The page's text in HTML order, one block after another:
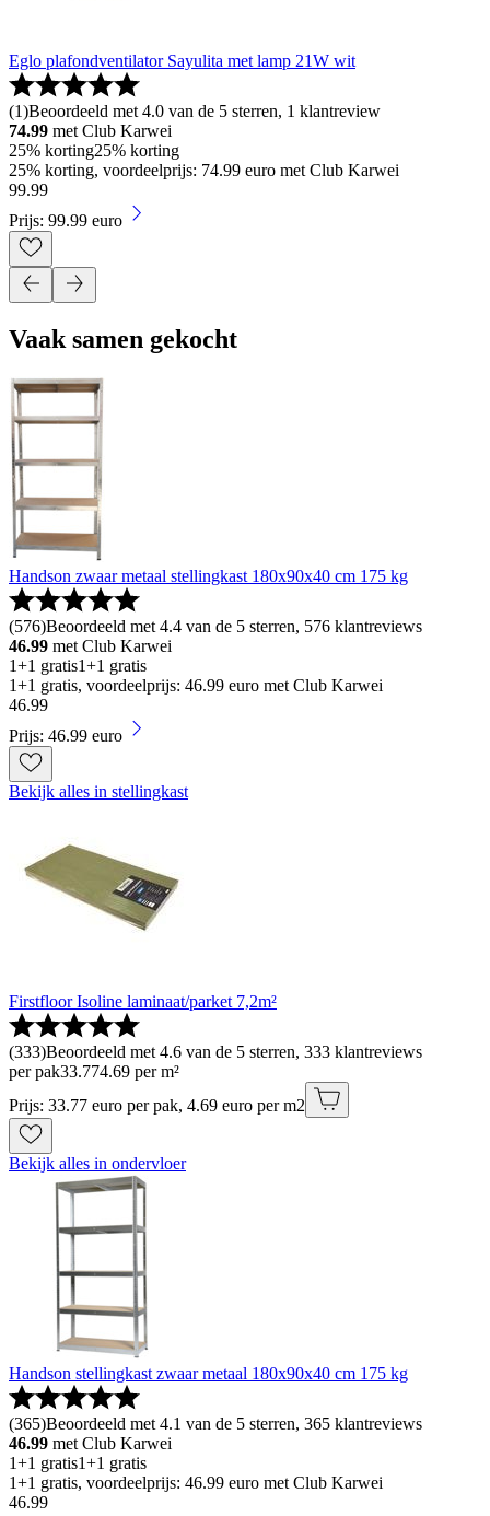
Eglo plafondventilator Sayulita met lamp 21W wit
(1)Beoordeeld met 4.0 van de 5 sterren, 1 klantreview
74.99 met Club Karwei
25% korting25% korting
25% korting, voordeelprijs: 74.99 euro met Club Karwei
99.99
Prijs: 99.99 euro
Vaak samen gekocht
Handson zwaar metaal stellingkast 180x90x40 cm 175 kg
(576)Beoordeeld met 4.4 van de 5 sterren, 576 klantreviews
46.99 met Club Karwei
1+1 gratis1+1 gratis
1+1 gratis, voordeelprijs: 46.99 euro met Club Karwei
46.99
Prijs: 46.99 euro
Bekijk alles in stellingkast
Firstfloor Isoline laminaat/parket 7,2m²
(333)Beoordeeld met 4.6 van de 5 sterren, 333 klantreviews
per pak33.774.69 per m²
Prijs: 33.77 euro per pak, 4.69 euro per m2
Bekijk alles in ondervloer
Handson stellingkast zwaar metaal 180x90x40 cm 175 kg
(365)Beoordeeld met 4.1 van de 5 sterren, 365 klantreviews
46.99 met Club Karwei
1+1 gratis1+1 gratis
1+1 gratis, voordeelprijs: 46.99 euro met Club Karwei
46.99